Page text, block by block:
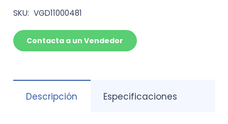
(Precio
por
HOJA)
SKU: VGD11000481
Contacta a un Vendedor
Descripción Especificaciones